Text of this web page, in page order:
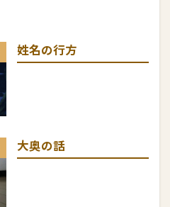
姓名の行方
大奥の話